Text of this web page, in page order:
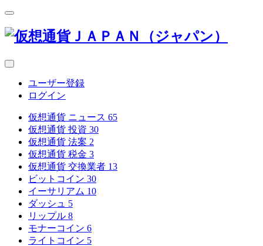
ユーザー登録
ログイン
仮想通貨 ニュース 65
仮想通貨 投資 30
仮想通貨 法案 2
仮想通貨 税金 3
仮想通貨 交換業者 13
ビットコイン 30
イーサリアム 10
ダッシュ 5
リップル 8
モナーコイン 6
ライトコイン 5